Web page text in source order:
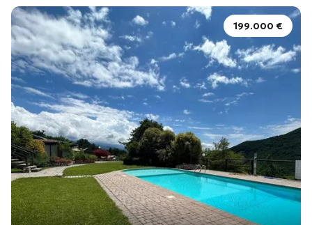
199.000 €